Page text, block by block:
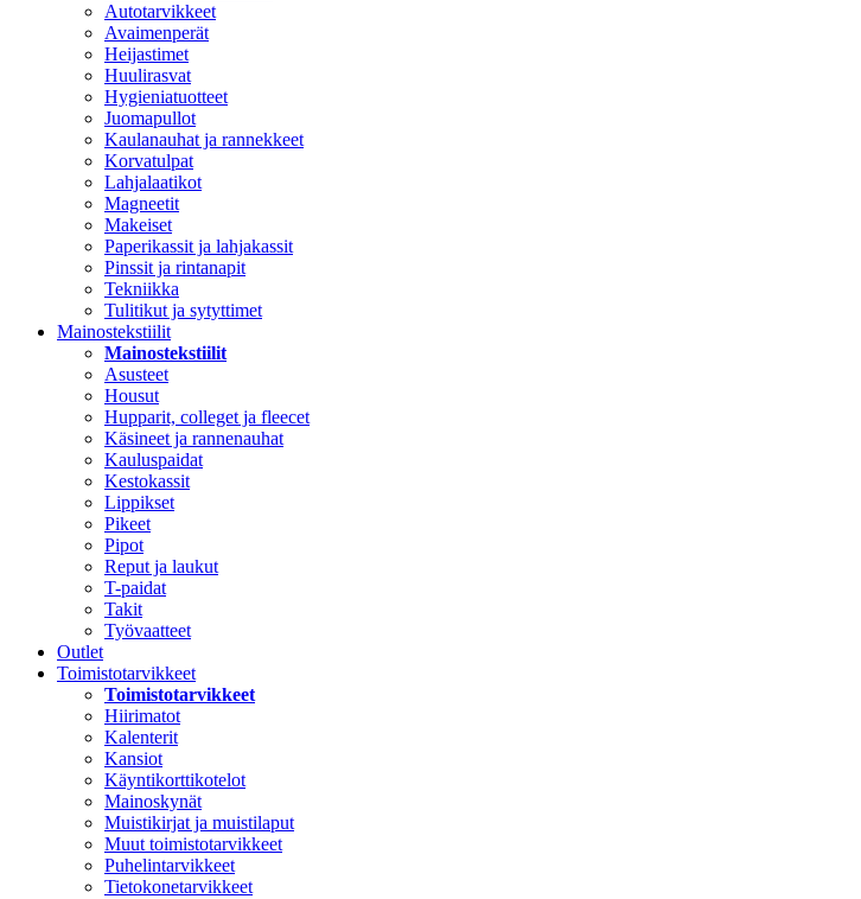
Autotarvikkeet
Avaimenperät
Heijastimet
Huulirasvat
Hygieniatuotteet
Juomapullot
Kaulanauhat ja rannekkeet
Korvatulpat
Lahjalaatikot
Magneetit
Makeiset
Paperikassit ja lahjakassit
Pinssit ja rintanapit
Tekniikka
Tulitikut ja sytyttimet
Mainostekstiilit
Mainostekstiilit
Asusteet
Housut
Hupparit, colleget ja fleecet
Käsineet ja rannenauhat
Kauluspaidat
Kestokassit
Lippikset
Pikeet
Pipot
Reput ja laukut
T-paidat
Takit
Työvaatteet
Outlet
Toimistotarvikkeet
Toimistotarvikkeet
Hiirimatot
Kalenterit
Kansiot
Käyntikorttikotelot
Mainoskynät
Muistikirjat ja muistilaput
Muut toimistotarvikkeet
Puhelintarvikkeet
Tietokonetarvikkeet